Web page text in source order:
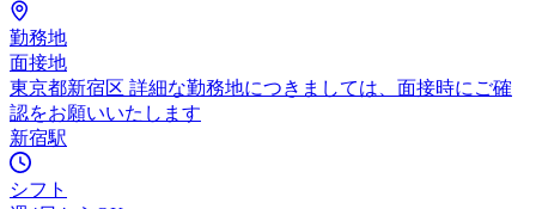
勤務地
面接地
東京都新宿区 詳細な勤務地につきましては、面接時にご確
認をお願いいたします
新宿駅
シフト